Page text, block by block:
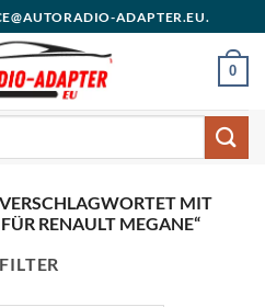
ADAPTER.EU.
0
MIT
RENAULT MEGANE“
FILTER